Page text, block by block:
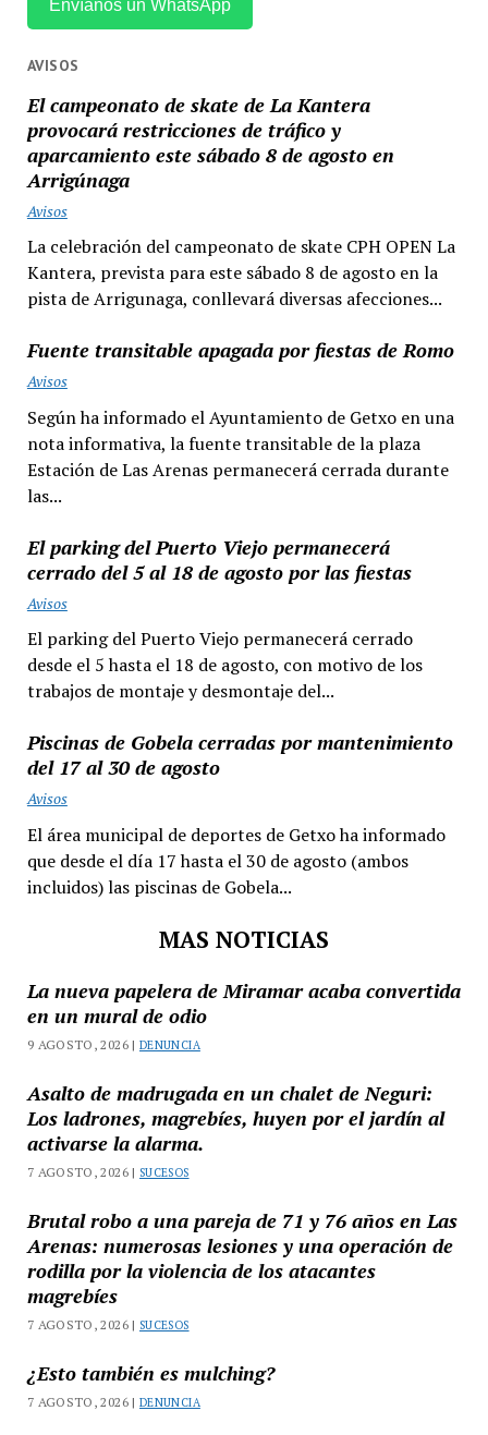
Envíanos un WhatsApp
AVISOS
El campeonato de skate de La Kantera
provocará restricciones de tráfico y
aparcamiento este sábado 8 de agosto en
Arrigúnaga
Avisos
La celebración del campeonato de skate CPH OPEN La
Kantera, prevista para este sábado 8 de agosto en la
pista de Arrigunaga, conllevará diversas afecciones...
Fuente transitable apagada por fiestas de Romo
Avisos
Según ha informado el Ayuntamiento de Getxo en una
nota informativa, la fuente transitable de la plaza
Estación de Las Arenas permanecerá cerrada durante
las...
El parking del Puerto Viejo permanecerá
cerrado del 5 al 18 de agosto por las fiestas
Avisos
El parking del Puerto Viejo permanecerá cerrado
desde el 5 hasta el 18 de agosto, con motivo de los
trabajos de montaje y desmontaje del...
Piscinas de Gobela cerradas por mantenimiento
del 17 al 30 de agosto
Avisos
El área municipal de deportes de Getxo ha informado
que desde el día 17 hasta el 30 de agosto (ambos
incluidos) las piscinas de Gobela...
MAS NOTICIAS
La nueva papelera de Miramar acaba convertida
en un mural de odio
9 AGOSTO, 2026 |DENUNCIA
Asalto de madrugada en un chalet de Neguri:
Los ladrones, magrebíes, huyen por el jardín al
activarse la alarma.
7 AGOSTO, 2026 | SUCESOS
Brutal robo a una pareja de 71 y 76 años en Las
Arenas: numerosas lesiones y una operación de
rodilla por la violencia de los atacantes
magrebíes
7 AGOSTO, 2026 | SUCESOS
¿Esto también es mulching?
7 AGOSTO, 2026 |DENUNCIA